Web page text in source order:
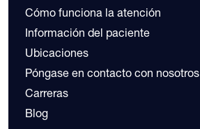
Cómo funciona la atención
Información del paciente
Ubicaciones
Póngase en contacto con nosotros
Carreras
Blog